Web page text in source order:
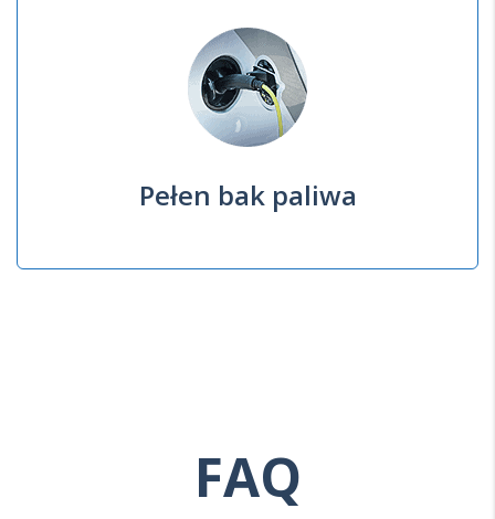
Pełen bak paliwa
FAQ